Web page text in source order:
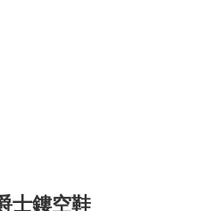
士鏤空鞋